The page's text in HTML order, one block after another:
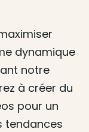
dynamique
notre
à créer du
pour un
tendances